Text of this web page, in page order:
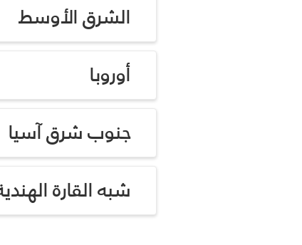
الشرق الأوسط
أوروبا
جنوب شرق آسيا
شبه القارة